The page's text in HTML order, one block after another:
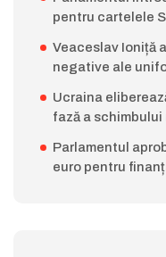
pentru cartelele
Veaceslav Ioniță
negative ale
Ucraina
fază a schimbului
Parlamentul
euro pentru